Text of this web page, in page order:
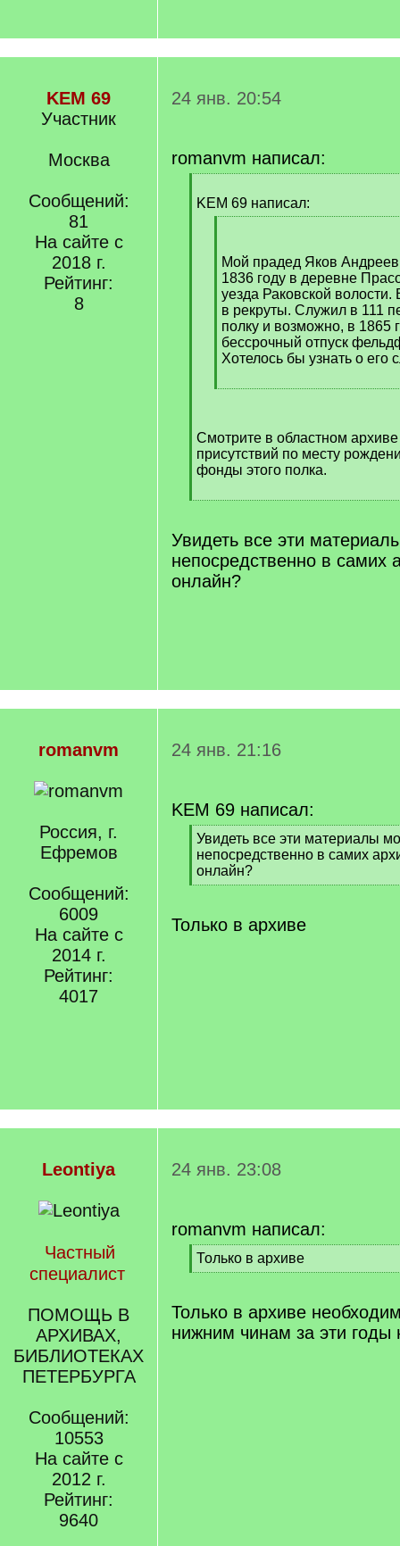
KEM 69
Участник
Москва
Сообщений:
81
На сайте с
2018 г.
Рейтинг:
8
24 янв. 20:54
romanvm написал:
q
KEM 69 написал:
]Мой прадед Яков
1836 году в деревне
уезда Раковской
в рекруты. Служил в 111
полку и возможно, в 1865
бессрочный отпуск
Хотелось бы узнать о его
[
]
Смотрите в областном
присутствий по месту
фонды этого полка.
[
q
]
Увидеть все эти
непосредственно в самих
онлайн?
romanvm
Россия, г.
Ефремов
Сообщений:
6009
На сайте с
2014 г.
Рейтинг:
4017
24 янв. 21:16
KEM 69 написал:
[
q
]
Увидеть все эти материалы
непосредственно в самих
онлайн?
[
q
]
Только в архиве
Leontiya
Частный
специалист
ПОМОЩЬ В
АРХИВАХ,
БИБЛИОТЕКАХ
ПЕТЕРБУРГА
Сообщений:
10553
На сайте с
2012 г.
Рейтинг:
9640
24 янв. 23:08
romanvm написал:
[
q
Только в архиве
[
q
]
Только в архиве
нижним чинам за эти годы